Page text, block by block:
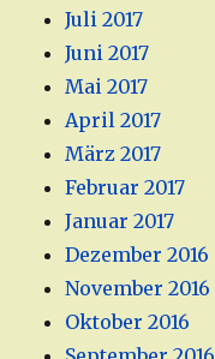
Juli 2017
Juni 2017
Mai 2017
April 2017
März 2017
Februar 2017
Januar 2017
Dezember 2016
November 2016
Oktober 2016